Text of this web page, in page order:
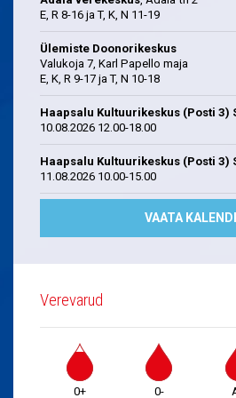
E, R 8-16 ja T, K, N 11-19
Ülemiste Doonorikeskus
Valukoja 7, Karl Papello maja
E, K, R 9-17 ja T, N 10-18
Haapsalu Kultuurikeskus (Posti 3)
10.08.2026 12.00-18.00
Haapsalu Kultuurikeskus (Posti 3)
11.08.2026 10.00-15.00
VAATA
Verevarud
0+ 0-